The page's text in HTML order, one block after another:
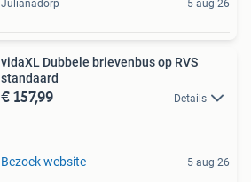
Julianadorp 5 aug 26
vidaXL Dubbele brievenbus op RVS
standaard
€ 157,99 Details
Bezoek website 5 aug 26